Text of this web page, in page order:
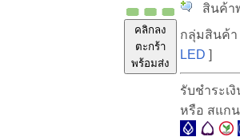
คลิกลง
ตะกร้า
พร้อมส่ง
สินค้า
กลุ่มสินค้า
LED ]
รับชำระเ
หรือ สแก